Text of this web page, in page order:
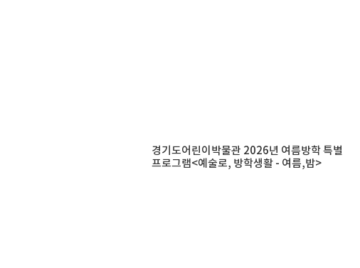
경기도어린이박물관 2026년 여름방학 특별
프로그램<예술로, 방학생활 - 여름,밤>